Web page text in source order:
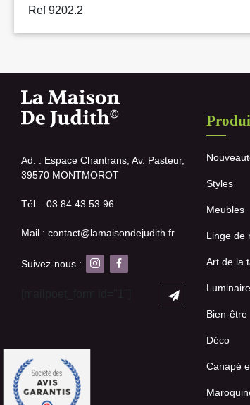
Ref 9202.2
Ad. : Espace Chantrans, Av. Pasteur,
39570 MONTMOROT
Tél. : 03 84 43 53 96
Mail : contact@lamaisondejudith.fr
Suivez-nous :
Styles
Meubles
Linge de
Art de la
Bien-être
Déco
Canapé